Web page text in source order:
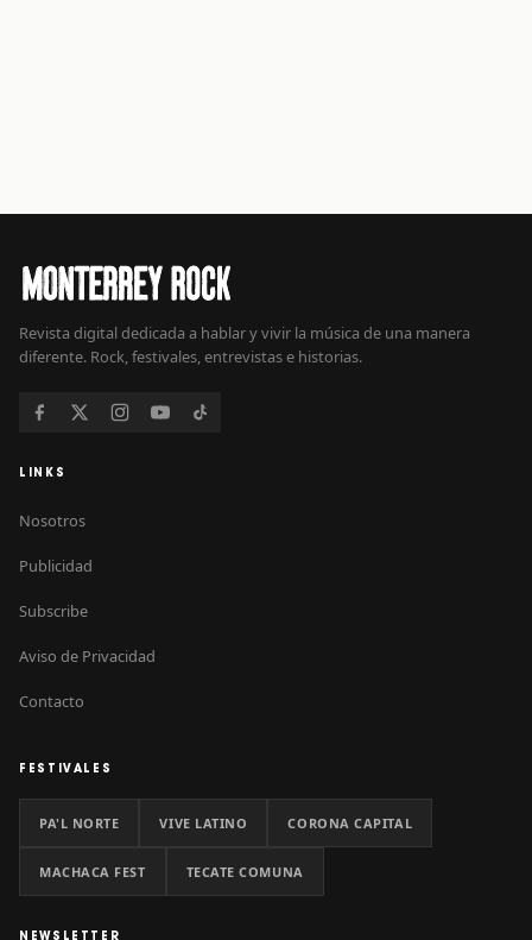
Revista digital dedicada a hablar y vivir la música de una manera
diferente. Rock, festivales, entrevistas e historias.
LINKS
Nosotros
Publicidad
Subscribe
Aviso de Privacidad
Contacto
FESTIVALES
PA'L NORTE VIVE LATINO CORONA CAPITAL
MACHACA FEST TECATE COMUNA
NEWSLETTER